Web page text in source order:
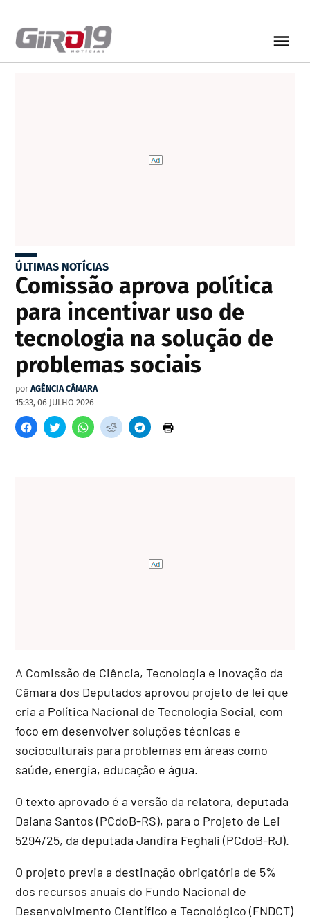
ÚLTIMAS NOTÍCIAS
Comissão aprova política
para incentivar uso de
tecnologia na solução de
problemas sociais
por AGÊNCIA CÂMARA
15:33, 06 JULHO 2026
A Comissão de Ciência, Tecnologia e Inovação da
Câmara dos Deputados aprovou projeto de lei que
cria a Política Nacional de Tecnologia Social, com
foco em desenvolver soluções técnicas e
socioculturais para problemas em áreas como
saúde, energia, educação e água.
O texto aprovado é a versão da relatora, deputada
Daiana Santos (PCdoB-RS), para o Projeto de Lei
5294/25, da deputada Jandira Feghali (PCdoB-RJ).
O projeto previa a destinação obrigatória de 5%
dos recursos anuais do Fundo Nacional de
Desenvolvimento Científico e Tecnológico (FNDCT)